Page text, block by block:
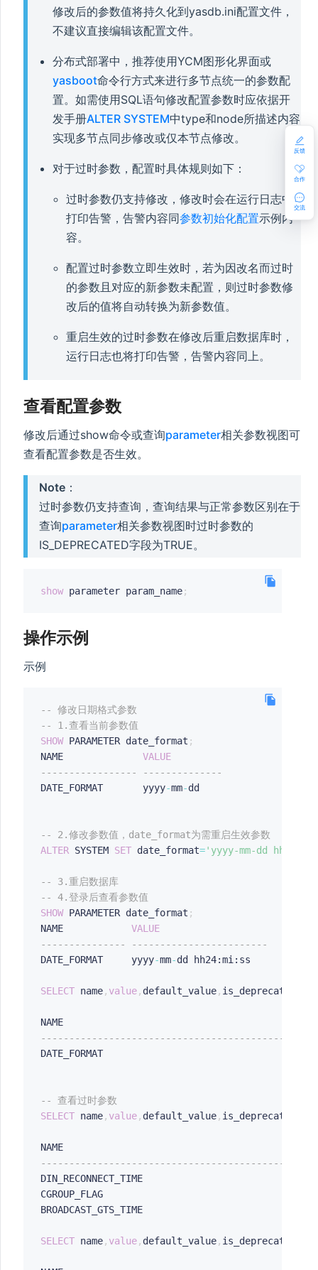
修改后的参数值将持久化到yasdb.ini配置文件，
不建议直接编辑该配置文件。
分布式部署中，推荐使用YCM图形化界面或
yasboot命令行方式来进行多节点统一的参数配
置。如需使用SQL语句修改配置参数时应依据开
发手册ALTER SYSTEM中type和node所描述内容
实现多节点同步修改或仅本节点修改。
对于过时参数，配置时具体规则如下：
过时参数仍支持修改，修改时会在运行日志中
打印告警，告警内容同参数初始化配置示例内
容。
配置过时参数立即生效时，若为因改名而过时
的参数且对应的新参数未配置，则过时参数修
改后的值将自动转换为新参数值。
重启生效的过时参数在修改后重启数据库时，
运行日志也将打印告警，告警内容同上。
查看配置参数
修改后通过show命令或查询parameter相关参数视图可
查看配置参数是否生效。
Note ：
过时参数仍支持查询，查询结果与正常参数区别在于
查询parameter相关参数视图时过时参数的
IS_DEPRECATED字段为TRUE。
show parameter param_name;
操作示例
示例
-- 修改日期格式参数
-- 1.查看当前参数值
SHOW PARAMETER date_format ;
NAME VALUE
----------------- --------------
DATE_FORMAT       yyyy-mm-dd
-- 2.修改参数值，date_format为需重启生效参数
ALTER SYSTEM SET date_format='yyyy-mm-dd
-- 3.重启数据库
-- 4.登录后查看参数值
SHOW PARAMETER date_format ;
NAME VALUE
--------------- ------------------------
DATE_FORMAT     yyyy-mm-dd hh24:mi:ss
SELECT name, value, default_value, is_deprecated
DATE_FORMAT
-- 查看过时参数
SELECT name, value, default_value, is_deprecated
SELECT name, value, default_value, is_deprecated
反馈
合作
交流